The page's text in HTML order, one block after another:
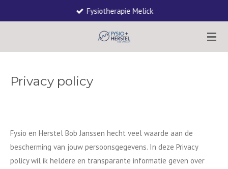
de
Fysiotherapie Melick
Privacy policy
Fysio en Herstel Bob Janssen hecht veel waarde aan de
bescherming van jouw persoonsgegevens. In deze Privacy
policy wil ik heldere en transparante informatie geven over